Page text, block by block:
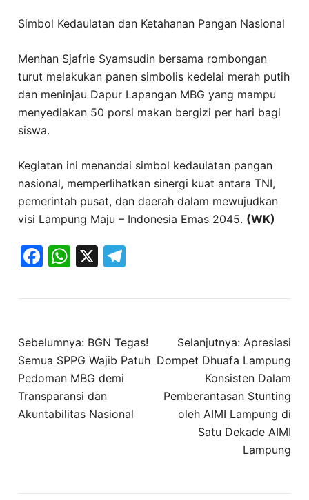
Simbol Kedaulatan dan Ketahanan Pangan Nasional
Menhan Sjafrie Syamsudin bersama rombongan
turut melakukan panen simbolis kedelai merah putih
dan meninjau Dapur Lapangan MBG yang mampu
menyediakan 50 porsi makan bergizi per hari bagi
siswa.
Kegiatan ini menandai simbol kedaulatan pangan
nasional, memperlihatkan sinergi kuat antara TNI,
pemerintah pusat, dan daerah dalam mewujudkan
visi Lampung Maju – Indonesia Emas 2045. (WK)
Facebook
WhatsApp
X
Navigasi
pos
Sebelumnya: BGN Tegas!
Semua SPPG Wajib Patuh
Pedoman MBG demi
Transparansi dan
Akuntabilitas Nasional
Selanjutnya: Apresiasi
Dompet Dhuafa Lampung
Konsisten Dalam
Pemberantasan Stunting
oleh AIMI Lampung di
Satu Dekade AIMI
Lampung